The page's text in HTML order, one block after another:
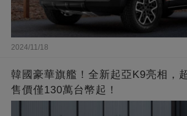
2024/11/18
韓國豪華旗艦！全新起亞K9亮相，
售價僅130萬台幣起！